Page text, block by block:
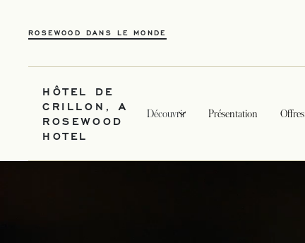
ROSEWOOD DANS LE MONDE
HÔTEL DE
CRILLON, A
ROSEWOOD
HOTEL
Découvrir Présentation Offres